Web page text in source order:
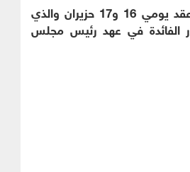
كما يترقب المستثمرون محضر اجتماع لجنة السوق المفتوحة الاتحادية الذي عقد يومي 16 و17 حزيران والذي
الفائدة في عهد رئيس مجلس